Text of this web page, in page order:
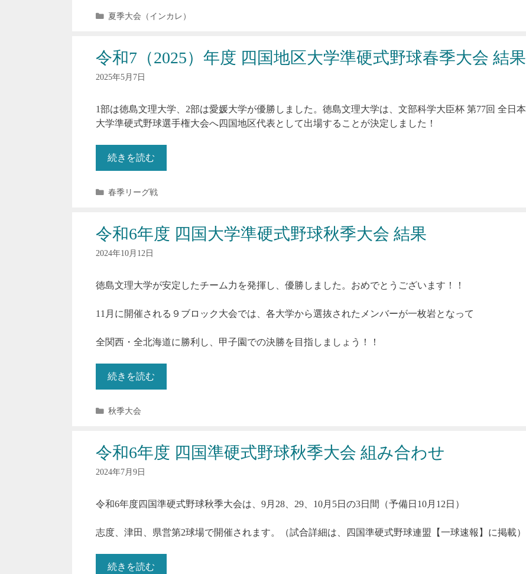
カ
リ
ー
夏季大会（インカレ）
令和7（2025）年度 四国地区大学準硬式野球春季大会 結果
2025年5月7日
1部は徳島文理大学、2部は愛媛大学が優勝しました。徳島文理大学は、文部科学大臣杯 第77回 全日本
大学準硬式野球選手権大会へ四国地区代表として出場することが決定しました！
続きを読む
カ
リ
ー
春季リーグ戦
令和6年度 四国大学準硬式野球秋季大会 結果
2024年10月12日
徳島文理大学が安定したチーム力を発揮し、優勝しました。おめでとうございます！！
11月に開催される９ブロック大会では、各大学から選抜されたメンバーが一枚岩となって
全関西・全北海道に勝利し、甲子園での決勝を目指しましょう！！
続きを読む
カ
リ
ー
秋季大会
令和6年度 四国準硬式野球秋季大会 組み合わせ
2024年7月9日
令和6年度四国準硬式野球秋季大会は、9月28、29、10月5日の3日間（予備日10月12日）
志度、津田、県営第2球場で開催されます。（試合詳細は、四国準硬式野球連盟【一球速報】に掲載）
続きを読む